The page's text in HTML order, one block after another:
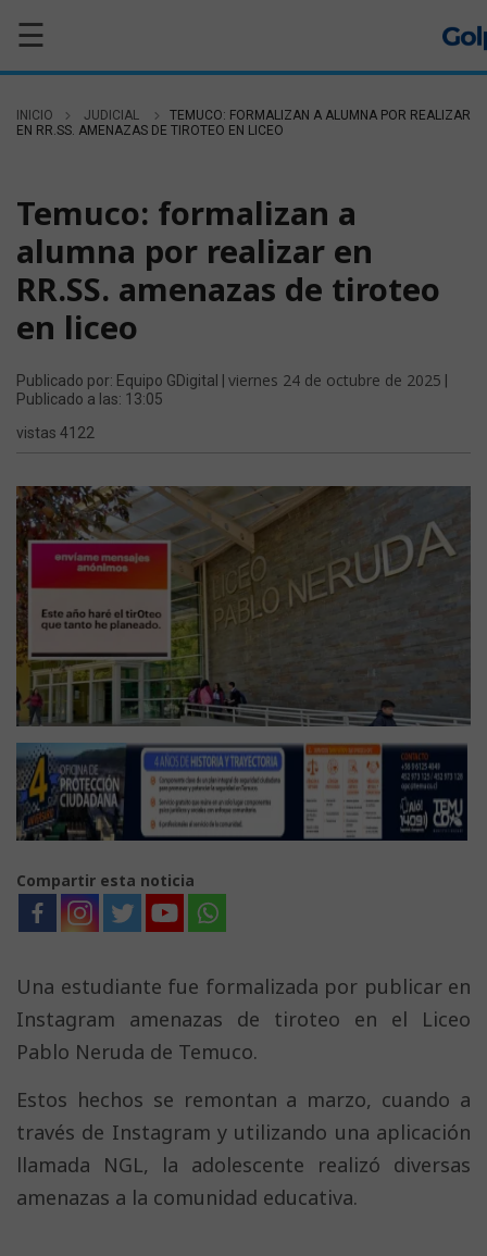
☰
INICIO JUDICIAL
TEMUCO: FORMALIZAN A ALUMNA POR REALIZAR
EN RR.SS. AMENAZAS DE TIROTEO EN LICEO
Temuco: formalizan a
alumna por realizar en
RR.SS. amenazas de tiroteo
en liceo
Publicado por: Equipo GDigital | viernes 24 de octubre de 2025
Publicado a las: 13:05
vistas 4122
Compartir esta noticia
Una estudiante fue formalizada por publicar en
Instagram amenazas de tiroteo en el Liceo
Pablo Neruda de Temuco.
Estos hechos se remontan a marzo, cuando a
través de Instagram y utilizando una aplicación
llamada NGL, la adolescente realizó diversas
amenazas a la comunidad educativa.